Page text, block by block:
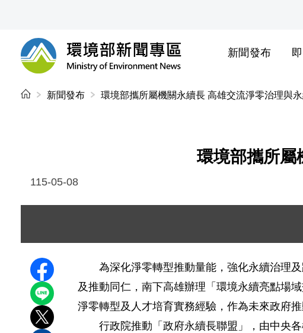
環境部新聞專區
新聞發布
新聞發布 環境部攜所屬機關永續長 高雄交流淨零治理與
環境部攜所屬
115-05-08
分享至 Facebook
分享到 LINE
分享到 X
為深化淨零轉型推動量能，強化永續治理及
及推動同仁，南下高雄辦理「環境永續亮點場
淨零轉型及人才培育實務經驗，作為未來政府
行政院推動「政府永續長聯盟」，由中央各